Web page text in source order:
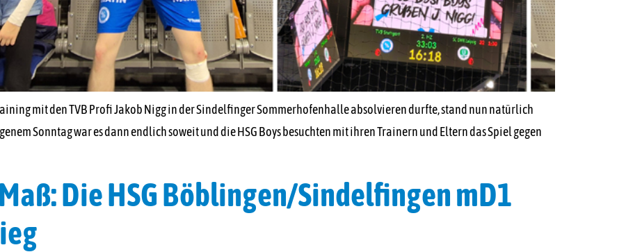
mit den TVB Profi Jakob Nigg in der Sindelfinger Sommerhofenhalle absolvieren durfte, stand nun natürlich
Sonntag war es dann endlich soweit und die HSG Boys besuchten mit ihren Trainern und Eltern das Spiel gegen
Die HSG Böblingen/Sindelfingen mD1